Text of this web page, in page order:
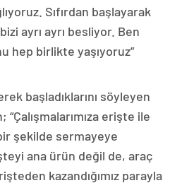
Sıfırdan başlayarak
ayrı ayrı besliyor. Ben
hep birlikte yaşıyoruz”
başladıklarını söyleyen
erişte ile
şekilde sermayeye
ana ürün değil de, araç
kazandığımız parayla